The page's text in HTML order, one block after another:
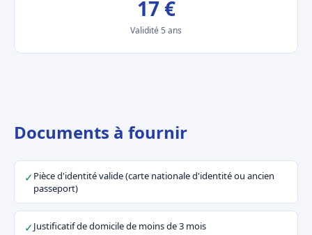
17 €
Validité 5 ans
Documents à fournir
✓ Pièce d'identité valide (carte nationale d'identité ou ancien
passeport)
✓Justificatif de domicile de moins de 3 mois